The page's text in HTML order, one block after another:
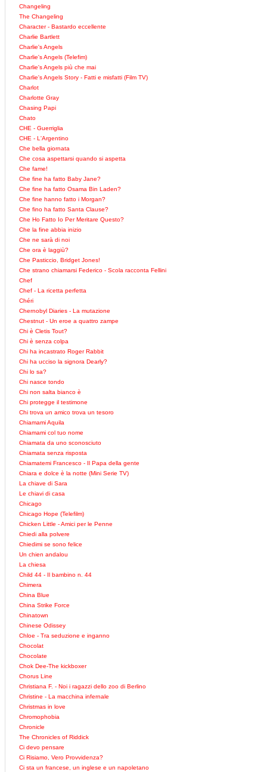
Changeling
The Changeling
Character - Bastardo eccellente
Charlie Bartlett
Charlie's Angels
Charlie's Angels (Telefim)
Charlie's Angels più che mai
Charlie's Angels Story - Fatti e misfatti (Film TV)
Charlot
Charlotte Gray
Chasing Papi
Chato
CHE - Guerriglia
CHE - L'Argentino
Che bella giornata
Che cosa aspettarsi quando si aspetta
Che fame!
Che fine ha fatto Baby Jane?
Che fine ha fatto Osama Bin Laden?
Che fine hanno fatto i Morgan?
Che fino ha fatto Santa Clause?
Che Ho Fatto Io Per Meritare Questo?
Che la fine abbia inizio
Che ne sarà di noi
Che ora è laggiù?
Che Pasticcio, Bridget Jones!
Che strano chiamarsi Federico - Scola racconta Fellini
Chef
Chef - La ricetta perfetta
Chéri
Chernobyl Diaries - La mutazione
Chestnut - Un eroe a quattro zampe
Chi è Cletis Tout?
Chi è senza colpa
Chi ha incastrato Roger Rabbit
Chi ha ucciso la signora Dearly?
Chi lo sa?
Chi nasce tondo
Chi non salta bianco è
Chi protegge il testimone
Chi trova un amico trova un tesoro
Chiamami Aquila
Chiamami col tuo nome
Chiamata da uno sconosciuto
Chiamata senza risposta
Chiamatemi Francesco - Il Papa della gente
Chiara e dolce è la notte (Mini Serie TV)
La chiave di Sara
Le chiavi di casa
Chicago
Chicago Hope (Telefilm)
Chicken Little - Amici per le Penne
Chiedi alla polvere
Chiedimi se sono felice
Un chien andalou
La chiesa
Child 44 - Il bambino n. 44
Chimera
China Blue
China Strike Force
Chinatown
Chinese Odissey
Chloe - Tra seduzione e inganno
Chocolat
Chocolate
Chok Dee-The kickboxer
Chorus Line
Christiana F. - Noi i ragazzi dello zoo di Berlino
Christine - La macchina infernale
Christmas in love
Chromophobia
Chronicle
The Chronicles of Riddick
Ci devo pensare
Ci Risiamo, Vero Provvidenza?
Ci sta un francese, un inglese e un napoletano